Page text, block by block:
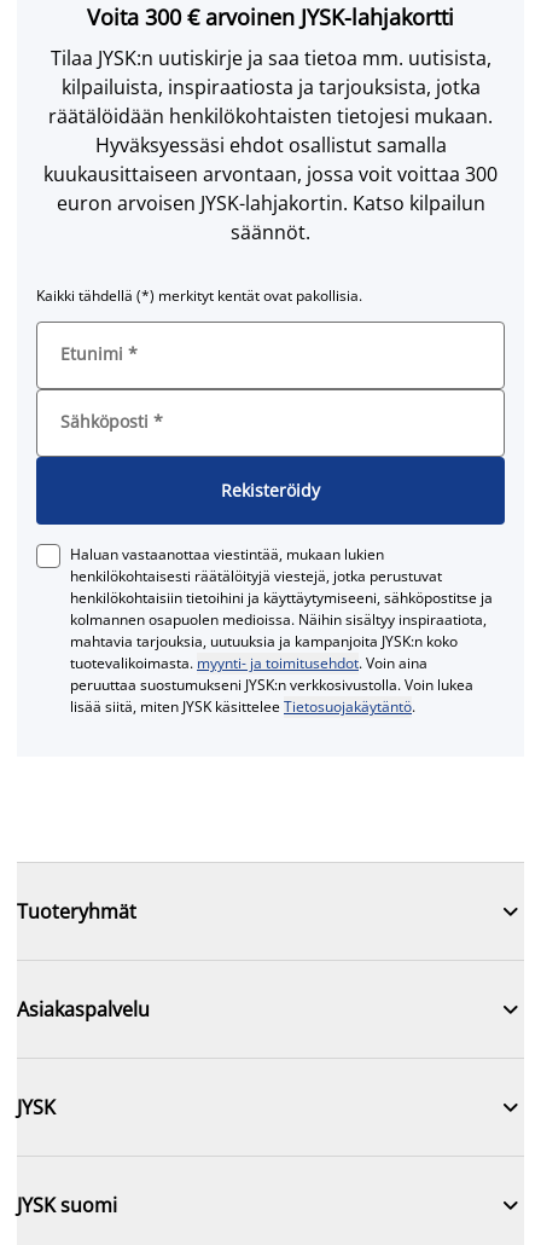
Voita 300 € arvoinen JYSK-lahjakortti
Tilaa JYSK:n uutiskirje ja saa tietoa mm. uutisista,
kilpailuista, inspiraatiosta ja tarjouksista, jotka
räätälöidään henkilökohtaisten tietojesi mukaan.
Hyväksyessäsi ehdot osallistut samalla
kuukausittaiseen arvontaan, jossa voit voittaa 300
euron arvoisen JYSK-lahjakortin. Katso kilpailun
säännöt.
Kaikki tähdellä (*) merkityt kentät ovat pakollisia.
Etunimi *
Sähköposti *
Rekisteröidy
Haluan vastaanottaa viestintää, mukaan lukien
henkilökohtaisesti räätälöityjä viestejä, jotka perustuvat
henkilökohtaisiin tietoihini ja käyttäytymiseeni, sähköpostitse ja
kolmannen osapuolen medioissa. Näihin sisältyy inspiraatiota,
mahtavia tarjouksia, uutuuksia ja kampanjoita JYSK:n koko
tuotevalikoimasta. myynti- ja toimitusehdot. Voin aina
peruuttaa suostumukseni JYSK:n verkkosivustolla. Voin lukea
lisää siitä, miten JYSK käsitteleeTietosuojakäytäntö.
Tuoteryhmät 
Asiakaspalvelu 
JYSK 
JYSK suomi 